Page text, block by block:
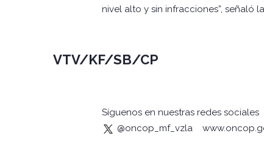
nivel alto y sin infracciones”, señaló
VTV/KF/SB/CP
Síguenos en nuestras redes sociales
@oncop_mf_vzla